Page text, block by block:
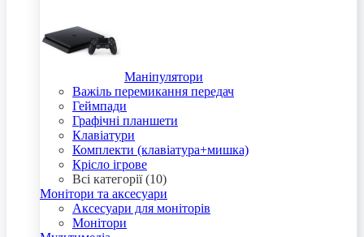
Маніпулятори
Важіль перемикання передач
Геймпади
Графічні планшети
Клавіатури
Комплекти (клавіатура+мишка)
Крісло ігрове
Всі категорії (10)
Монітори та аксесуари
Аксесуари для моніторів
Монітори